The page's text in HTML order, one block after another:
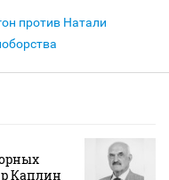
против Натали
Каплин